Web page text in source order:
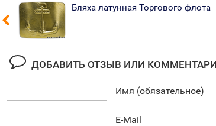
Бляха латунная Торгового флота
ДОБАВИТЬ ОТЗЫВ ИЛИ
Имя (обязательное)
E-Mail